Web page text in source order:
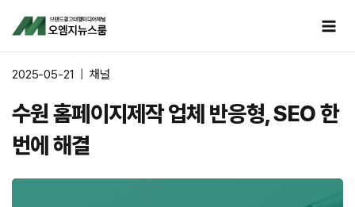
content
2025-05-21 채널
수원 홈페이지제작 업체 반응형, SEO 한
번에 해결